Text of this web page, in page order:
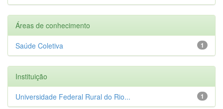
Áreas de conhecimento
1
Saúde Coletiva
Instituição
1
Universidade Federal Rural do Rio...